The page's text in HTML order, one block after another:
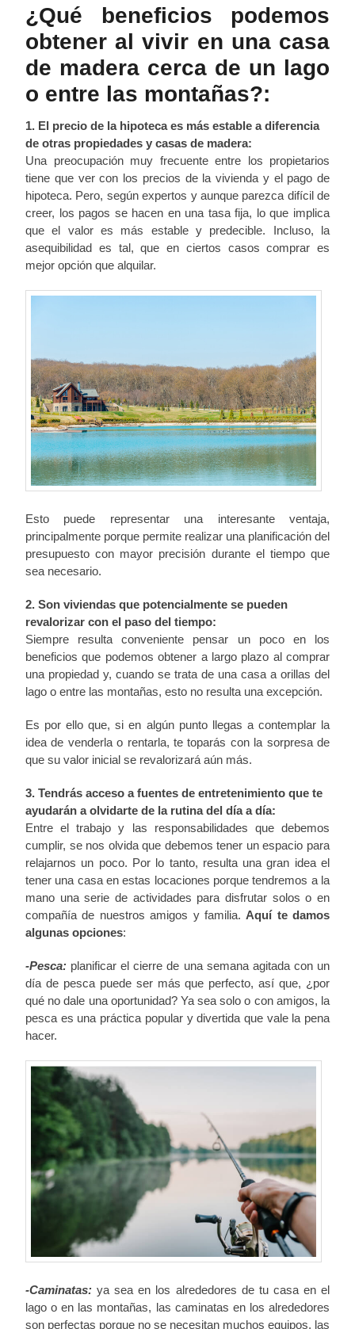
¿Qué beneficios podemos
obtener al vivir en una casa
de madera cerca de un lago
o entre las montañas?:
1. El precio de la hipoteca es más estable a diferencia
de otras propiedades y casas de madera:
Una preocupación muy frecuente entre los propietarios
tiene que ver con los precios de la vivienda y el pago de
hipoteca. Pero, según expertos y aunque parezca difícil de
creer, los pagos se hacen en una tasa fija, lo que implica
que el valor es más estable y predecible. Incluso, la
asequibilidad es tal, que en ciertos casos comprar es
mejor opción que alquilar.
Esto puede representar una interesante ventaja,
principalmente porque permite realizar una planificación del
presupuesto con mayor precisión durante el tiempo que
sea necesario.
2. Son viviendas que potencialmente se pueden
revalorizar con el paso del tiempo:
Siempre resulta conveniente pensar un poco en los
beneficios que podemos obtener a largo plazo al comprar
una propiedad y, cuando se trata de una casa a orillas del
lago o entre las montañas, esto no resulta una excepción.
Es por ello que, si en algún punto llegas a contemplar la
idea de venderla o rentarla, te toparás con la sorpresa de
que su valor inicial se revalorizará aún más.
3. Tendrás acceso a fuentes de entretenimiento que te
ayudarán a olvidarte de la rutina del día a día:
Entre el trabajo y las responsabilidades que debemos
cumplir, se nos olvida que debemos tener un espacio para
relajarnos un poco. Por lo tanto, resulta una gran idea el
tener una casa en estas locaciones porque tendremos a la
mano una serie de actividades para disfrutar solos o en
compañía de nuestros amigos y familia.Aquí te damos
algunas opciones:
-Pesca: planificar el cierre de una semana agitada con un
día de pesca puede ser más que perfecto, así que, ¿por
qué no dale una oportunidad? Ya sea solo o con amigos, la
pesca es una práctica popular y divertida que vale la pena
hacer.
-Caminatas: ya sea en los alrededores de tu casa en el
lago o en las montañas, las caminatas en los alrededores
son perfectas porque no se necesitan muchos equipos, las